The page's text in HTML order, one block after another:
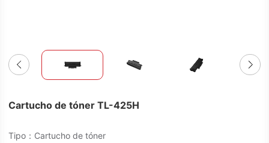
Cartucho de tóner TL-425H
Tipo：Cartucho de tóner